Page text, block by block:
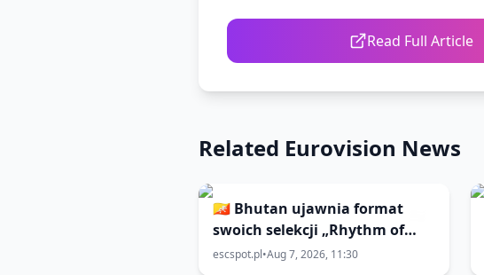
Read Full Article
Related Eurovision News
🇧🇹 Bhutan ujawnia format
swoich selekcji „Rhythm of
Bhutan” na 🇹🇭 Eurovision Asia
escspot.pl•Aug 7, 2026, 11:30